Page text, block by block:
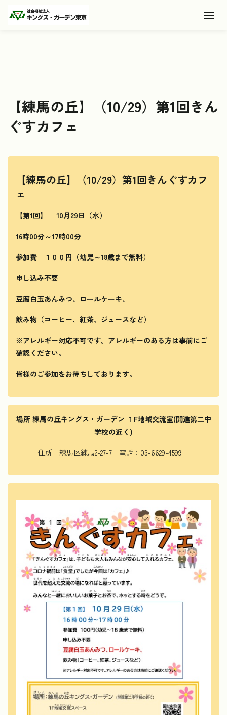
【練馬の丘】（10/29）第1回きん
ぐすカフェ
【練馬の丘】（10/29）第1回きんぐすカフ
ェ
【第1回】 10月29日（水）
16時00分～17時00分
参加費 １００円（幼児～18歳まで無料）
申し込み不要
豆腐白玉あんみつ、ロールケーキ、
飲み物（コーヒー、紅茶、ジュースなど）
※アレルギー対応不可です。アレルギーのある方は事前にご
確認ください。
皆様のご参加をお待ちしております。
場所 練馬の丘キングス・ガーデン １F地域交流室(開進第二中
学校の近く)
住所 練馬区練馬2-27-7 電話：03-6629-4599